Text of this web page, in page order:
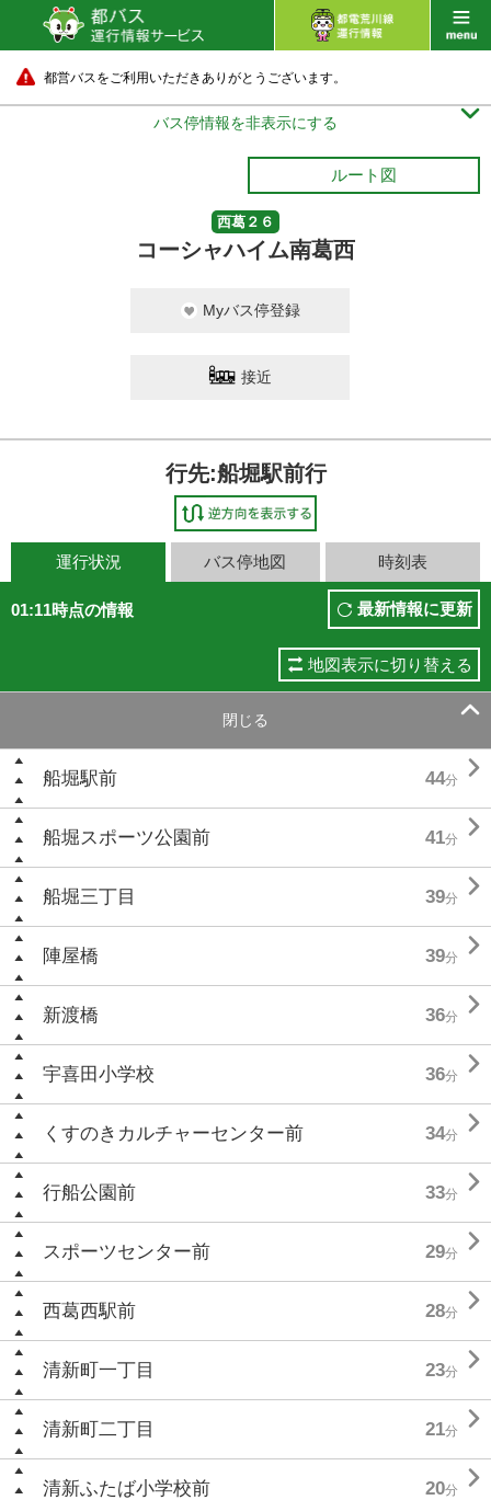
都営バスをご利用いただきありがとうございます。
バス停情報を非表示にする 
ルート図
西葛２６
コーシャハイム南葛西
Myバス停登録
接近
行先:船堀駅前行
運行状況 バス停地図 時刻表
01:11時点の情報 最新情報に更新
地図表示に切り替える
閉じる 
船堀駅前 44分 
船堀スポーツ公園前 41分 
船堀三丁目 39分 
陣屋橋 39分 
新渡橋 36分 
宇喜田小学校 36分 
くすのきカルチャーセンター前 34分 
行船公園前 33分 
スポーツセンター前 29分 
西葛西駅前 28分 
清新町一丁目 23分 
清新町二丁目 21分 
清新ふたば小学校前 20分 